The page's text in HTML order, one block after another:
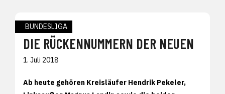
BUNDESLIGA
DIE RÜCKENNUMMERN DER NEUEN
1. Juli 2018
Ab heute gehören Kreisläufer Hendrik Pekeler,